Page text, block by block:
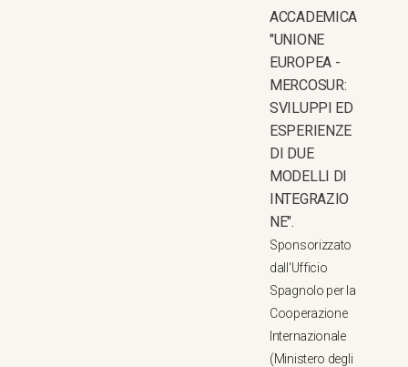
ACCADEMICA
"UNIONE
EUROPEA -
MERCOSUR:
SVILUPPI ED
ESPERIENZE
DI DUE
MODELLI DI
INTEGRAZIO
NE".
Sponsorizzato
dall'Ufficio
Spagnolo per la
Cooperazione
Internazionale
(Ministero degli